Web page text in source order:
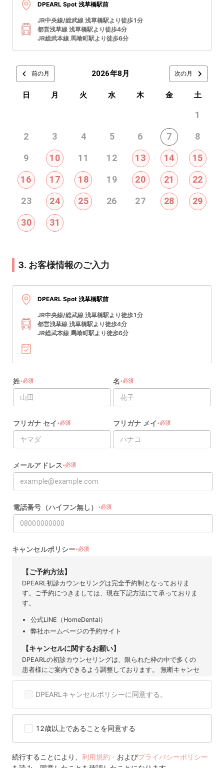
東京都日野市多摩平1-5-14 マンション多摩101
このクリニックを選択
DPEARL Spot 浅草橋駅前
JR中央線/総武線 浅草橋駅より徒歩1分
都営浅草線 浅草橋駅より徒歩4分
JR総武本線 馬喰町駅より徒歩6分
2026年8月
前の月 次の月
日 月 火 水 木 金 土
1
2 3 4 5 6 7 8
9 10 11 12 13 14 15
16 17 18 19 20 21 22
23 24 25 26 27 28 29
30 31
3. お客様情報のご入力
DPEARL Spot 浅草橋駅前
JR中央線/総武線 浅草橋駅より徒歩1分
都営浅草線 浅草橋駅より徒歩4分
JR総武本線 馬喰町駅より徒歩6分
姓★必須 名★必須
フリガナ セイ ★必須 フリガナ メイ ★必須
メールアドレス★必須
電話番号（ハイフン無し） ★必須
キャンセルポリシー★必須
【ご予約方法】
DPEARL初診カウンセリングは完全予約制となっておりま
す。ご予約につきましては、現在下記方法にて承っておりま
す。
公式LINE（HomeDental）
弊社ホームページの予約サイト
【キャンセルに関するお願い】
DPEARLの初診カウンセリングは、限られた枠の中で多くの
患者様にご案内できるよう調整しております。 無断キャンセ
ルや直前のご連絡は、他の患者様の機会を奪うだけでなく、
提携歯科医院にも大きなご迷惑となります。 そのため、ご予
約後のキャンセルは原則お控えいただきますようお願い申し
上げます。 度重なるキャンセルや無断キャンセルが確認され
ただくことがございますので、 何卒ご理解とご協力をお願い
【キャンセル可能期間】
DPEARLキャンセルポリシーに同意する。
12歳以上であることを同意する
続行することにより、 利用規約・ およびプライバシーポリシー